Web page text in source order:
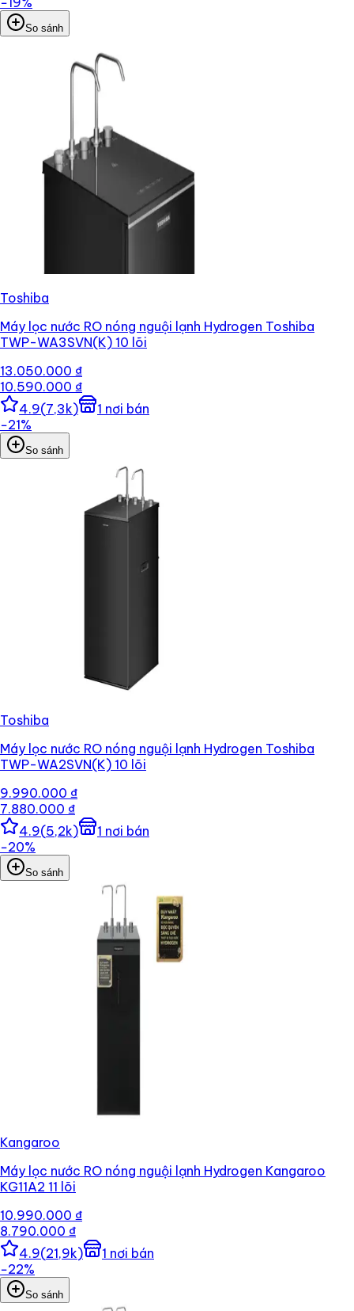
So sánh
Toshiba
Máy lọc nước RO nóng nguội lạnh Hydrogen Toshiba
TWP-WA3SVN(K) 10 lõi
13.050.000 ₫
10.590.000 ₫
4.9(7,3k) 1 nơi bán
−21%
So sánh
Toshiba
Máy lọc nước RO nóng nguội lạnh Hydrogen Toshiba
TWP-WA2SVN(K) 10 lõi
9.990.000 ₫
7.880.000 ₫
4.9(5,2k) 1 nơi bán
−20%
So sánh
Kangaroo
Máy lọc nước RO nóng nguội lạnh Hydrogen Kangaroo
KG11A2 11 lõi
10.990.000 ₫
8.790.000 ₫
4.9(21,9k) 1 nơi bán
−22%
So sánh